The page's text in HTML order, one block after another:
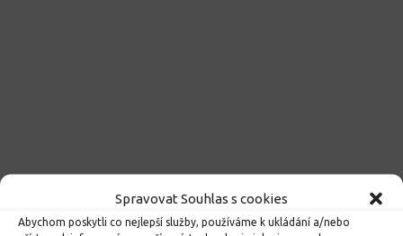
Spravovat Souhlas s cookies
Abychom poskytli co nejlepší služby, používáme k ukládání a/nebo